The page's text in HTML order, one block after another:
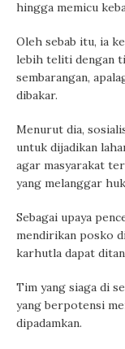
hingga memicu
Oleh sebab itu, ia
lebih teliti dengan
sembarangan,
dibakar.
Menurut dia,
untuk dijadikan
agar masyarakat
yang melanggar
Sebagai upaya
mendirikan posko
karhutla dapat
Tim yang siaga di
yang berpotensi
dipadamkan.